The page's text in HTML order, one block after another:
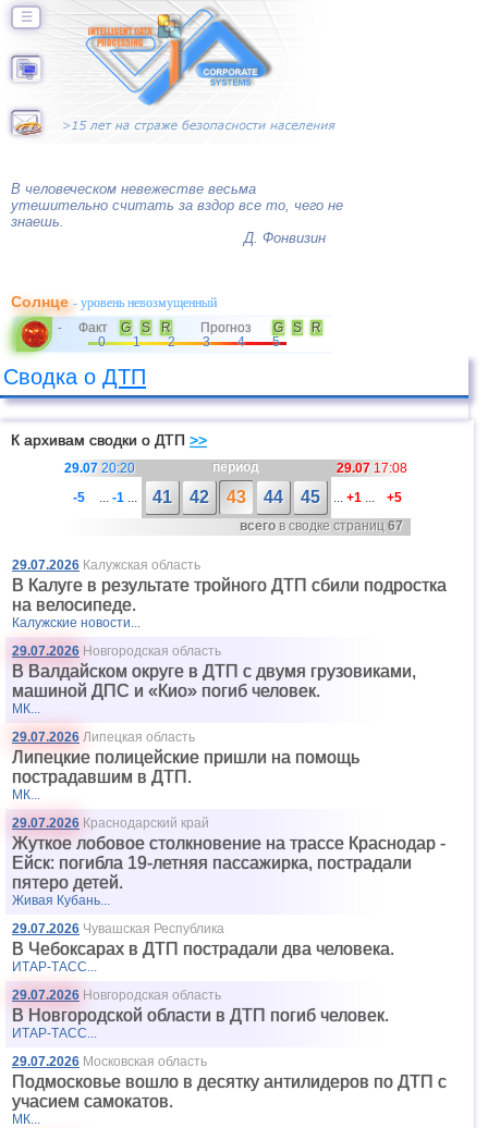
☰
В человеческом невежестве весьма
утешительно считать за вздор все то, чего не
знаешь.
Д. Фонвизин
Солнце- уровень невозмущенный
- Факт G S R Прогноз G S
R
0
1 2 3 4 5
Сводка о ДТП
К архивам сводки о ДТП >>
29.07 20:20 период 29.07 17:08
-5
...-1 ... 41 42 43 44 45 ...+1 ...
+5
всегов сводке страниц67
29.07.2026 Калужская область
В Калуге в результате тройного ДТП сбили подростка
на велосипеде.
Калужские новости...
29.07.2026 Новгородская область
В Валдайском округе в ДТП с двумя грузовиками,
машиной ДПС и «Кио» погиб человек.
МК...
29.07.2026 Липецкая область
Липецкие полицейские пришли на помощь
пострадавшим в ДТП.
МК...
29.07.2026 Краснодарский край
Жуткое лобовое столкновение на трассе Краснодар -
Ейск: погибла 19-летняя пассажирка, пострадали
пятеро детей.
Живая Кубань...
29.07.2026 Чувашская Республика
В Чебоксарах в ДТП пострадали два человека.
ИТАР-ТАСС...
29.07.2026 Новгородская область
В Новгородской области в ДТП погиб человек.
ИТАР-ТАСС...
29.07.2026 Московская область
Подмосковье вошло в десятку антилидеров по ДТП с
учасием самокатов.
МК...